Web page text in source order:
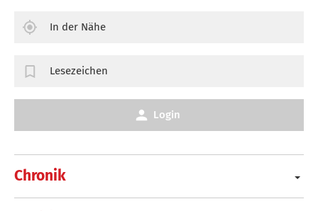
Chronik
In der Nähe
Lesezeichen
Login